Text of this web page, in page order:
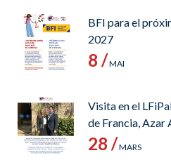
BFI para el
2027
8 /MAI
Visita en el
de Francia, Azar
28 /MARS